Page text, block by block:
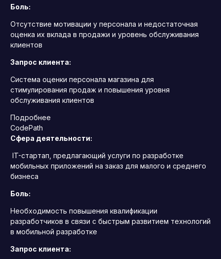
Боль:
Отсутствие мотивации у персонала и недостаточная
оценка их вклада в продажи и уровень обслуживания
клиентов
Запрос клиента:
Система оценки персонала магазина для
стимулирования продаж и повышения уровня
обслуживания клиентов
Подробнее
CodePath
Сфера деятельности:
IT-стартап, предлагающий услуги по разработке
мобильных приложений на заказ для малого и среднего
бизнеса
Боль:
Необходимость повышения квалификации
разработчиков в связи с быстрым развитием технологий
в мобильной разработке
Запрос клиента: